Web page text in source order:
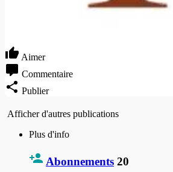
Aimer
Commentaire
Publier
Afficher d'autres publications
Plus d'info
Abonnements 20